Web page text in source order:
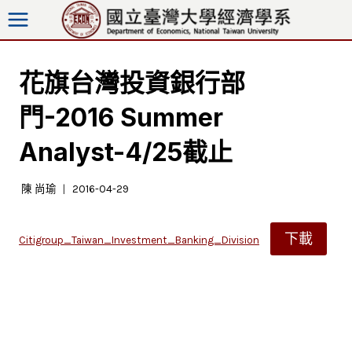
跳
至
花旗台灣投資銀行部
門-2016 Summer
Analyst-4/25截止
陳 尚瑜 2016-04-29
Citigroup_Taiwan_Investment_Banking_Division 下載